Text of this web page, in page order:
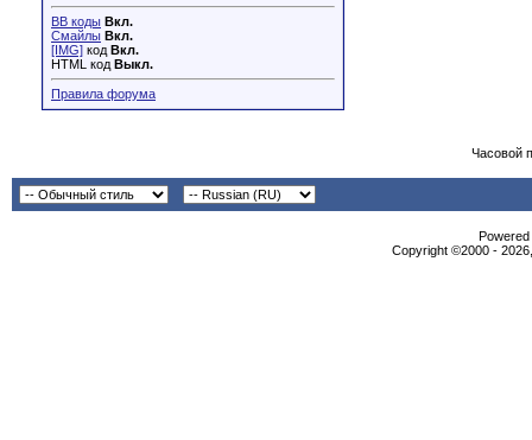
BB коды Вкл.
Смайлы Вкл.
[IMG] код Вкл.
HTML код Выкл.
Правила форума
Часовой
Copyright ©2000 -